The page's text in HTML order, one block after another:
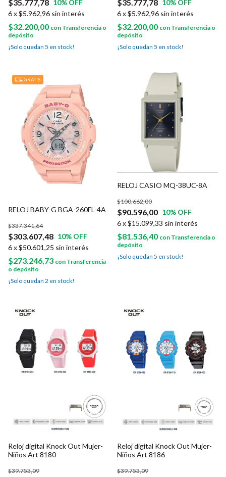
$35.777,78 10% OFF
6x$5.962,96 sin interés
$32.200,00 con Transferencia o
depósito
¡Solo quedan 5 en stock!
$35.777,78 10% OFF
6x$5.962,96 sin interés
$32.200,00 con Transferencia o
depósito
¡Solo quedan 5 en stock!
GRATIS
RELOJ BABY-G BGA-260FL-4A
$303.607,48
$337.341,64
10% OFF
6x$50.601,25 sin interés
$273.246,73 con Transferencia
o depósito
¡Solo quedan 2 en stock!
RELOJ CASIO MQ-38UC-8A
$90.596,00
$100.662,00
10% OFF
6x$15.099,33 sin interés
$81.536,40 con Transferencia o
depósito
¡Solo quedan 5 en stock!
Reloj digital Knock Out Mujer-
Niños Art 8180
$39.753,09
Reloj digital Knock Out Mujer-
Niños Art 8186
$39.753,09